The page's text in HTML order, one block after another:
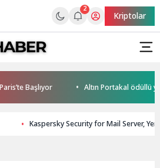
2
Kriptolar
Başlıyor Altın Portakal ödüllü
Kaspersky Security for Mail Server,